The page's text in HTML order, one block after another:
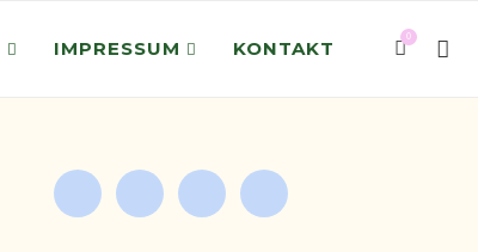
IMPRESSUM KONTAKT
0